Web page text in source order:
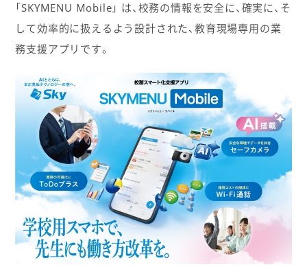
「SKYMENU Mobile」 は、校務の情報を安全に、確実に、そ
して効率的に扱えるよう設計された、教育現場専用の業
務支援アプリです。